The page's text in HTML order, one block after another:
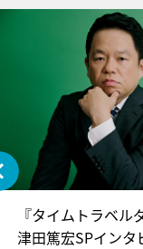
『タイムトラベル
津田篤宏SPイ